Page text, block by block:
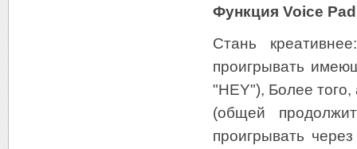
Функция Voice Pad
Стань
проигрывать
"HEY"), Более того,
(общей
проигрывать